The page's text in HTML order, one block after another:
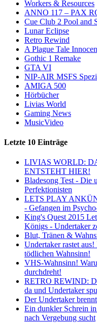
Workers & Resources
ANNO 117 – PAX
Cue Club 2 Pool and
Lunar Eclipse
Retro Rewind
A Plague Tale
Gothic 1 Remake
GTA VI
NIP-AIR MSFS
AMIGA 500
Hörbücher
Livias World
Gaming News
MusicVideo
Letzte 10 Einträge
LIVIAS WORLD:
ENTSTEHT HIER!
Bladesong Test - Die
Perfektionisten
LETS PLAY
- Gefangen im
King's Quest 2015
Königs - Undertaker
Blut, Tränen &
Undertaker rastet
tödlichen Wahnsinn!
VHS-Wahnsinn!
durchdreht!
RETRO REWIND:
da und Undertaker
Der Undertaker
Ein dunkler Schrein
nach Vergebung sucht